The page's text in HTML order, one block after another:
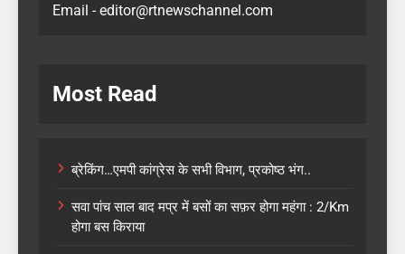
Email - editor@rtnewschannel.com
Most Read
ब्रेकिंग…एमपी कांग्रेस के सभी विभाग, प्रकोष्ठ भंग..
सवा पांच साल बाद मप्र में बसों का सफ़र होगा महंगा : 2/Km
होगा बस किराया